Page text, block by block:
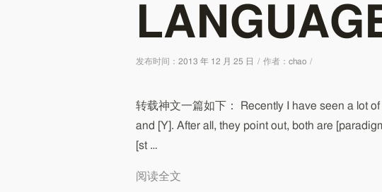
发布时间： 2013 年 12 月 25 日 / 作者： chao /
转载神文一篇如下： Recently I have seen a lot
and [Y]. After all, they point out, both are
[st …
阅读全文